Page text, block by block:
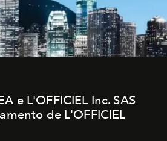
e L'OFFICIEL Inc. SAS
de L'OFFICIEL